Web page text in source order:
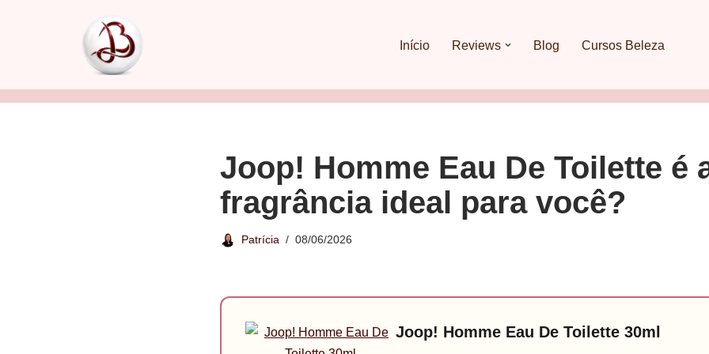
o
Início Reviews Blog Cursos Beleza
Joop! Homme Eau De Toilette é
fragrância ideal para você?
Patrícia 08/06/2026
Joop! Homme Eau De Toilette 30ml